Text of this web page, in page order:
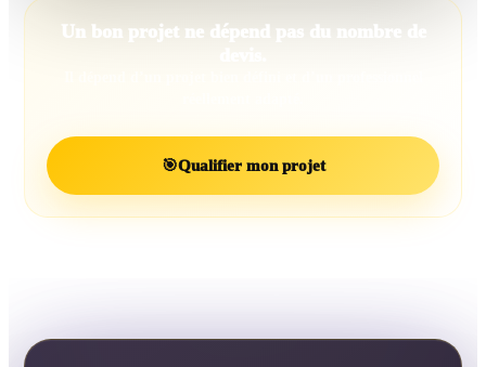
Un bon projet ne dépend pas du nombre de
🎯Qualifier mon projet